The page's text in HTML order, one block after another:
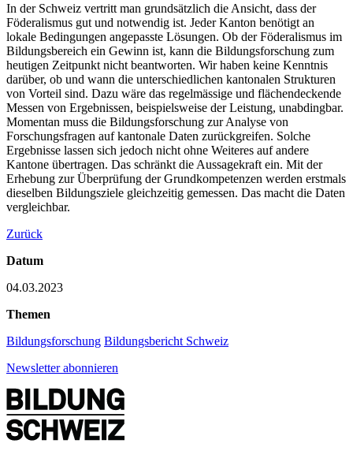
In der Schweiz vertritt man grundsätzlich die Ansicht, dass der
Föderalismus gut und notwendig ist. Jeder Kanton benötigt an
lokale Bedingungen angepasste Lösungen. Ob der Föderalismus im
Bildungsbereich ein Gewinn ist, kann die Bildungsforschung zum
heutigen Zeitpunkt nicht beantworten. Wir haben keine Kenntnis
darüber, ob und wann die unterschiedlichen kantonalen Strukturen
von Vorteil sind. Dazu wäre das regelmässige und flächendeckende
Messen von Ergebnissen, beispielsweise der Leistung, unabdingbar.
Momentan muss die Bildungsforschung zur Analyse von
Forschungsfragen auf kantonale Daten zurückgreifen. Solche
Ergebnisse lassen sich jedoch nicht ohne Weiteres auf andere
Kantone übertragen. Das schränkt die Aussagekraft ein. Mit der
Erhebung zur Überprüfung der Grundkompetenzen werden erstmals
dieselben Bildungsziele gleichzeitig gemessen. Das macht die Daten
vergleichbar.
Zurück
Datum
04.03.2023
Themen
Bildungsforschung Bildungsbericht Schweiz
Newsletter abonnieren